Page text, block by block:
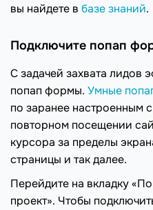
вы найдете в базе знаний.
Подключите попап
С задачей захвата лидов
попап формы. Умные
по заранее настроенным
повторном посещении
курсора за пределы
страницы и так далее.
Перейдите на вкладку
проект». Чтобы